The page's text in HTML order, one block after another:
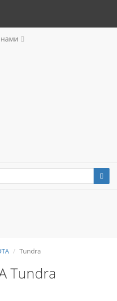
нами
Tundra
Tundra